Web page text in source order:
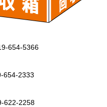
654-5366
2333
622-2258